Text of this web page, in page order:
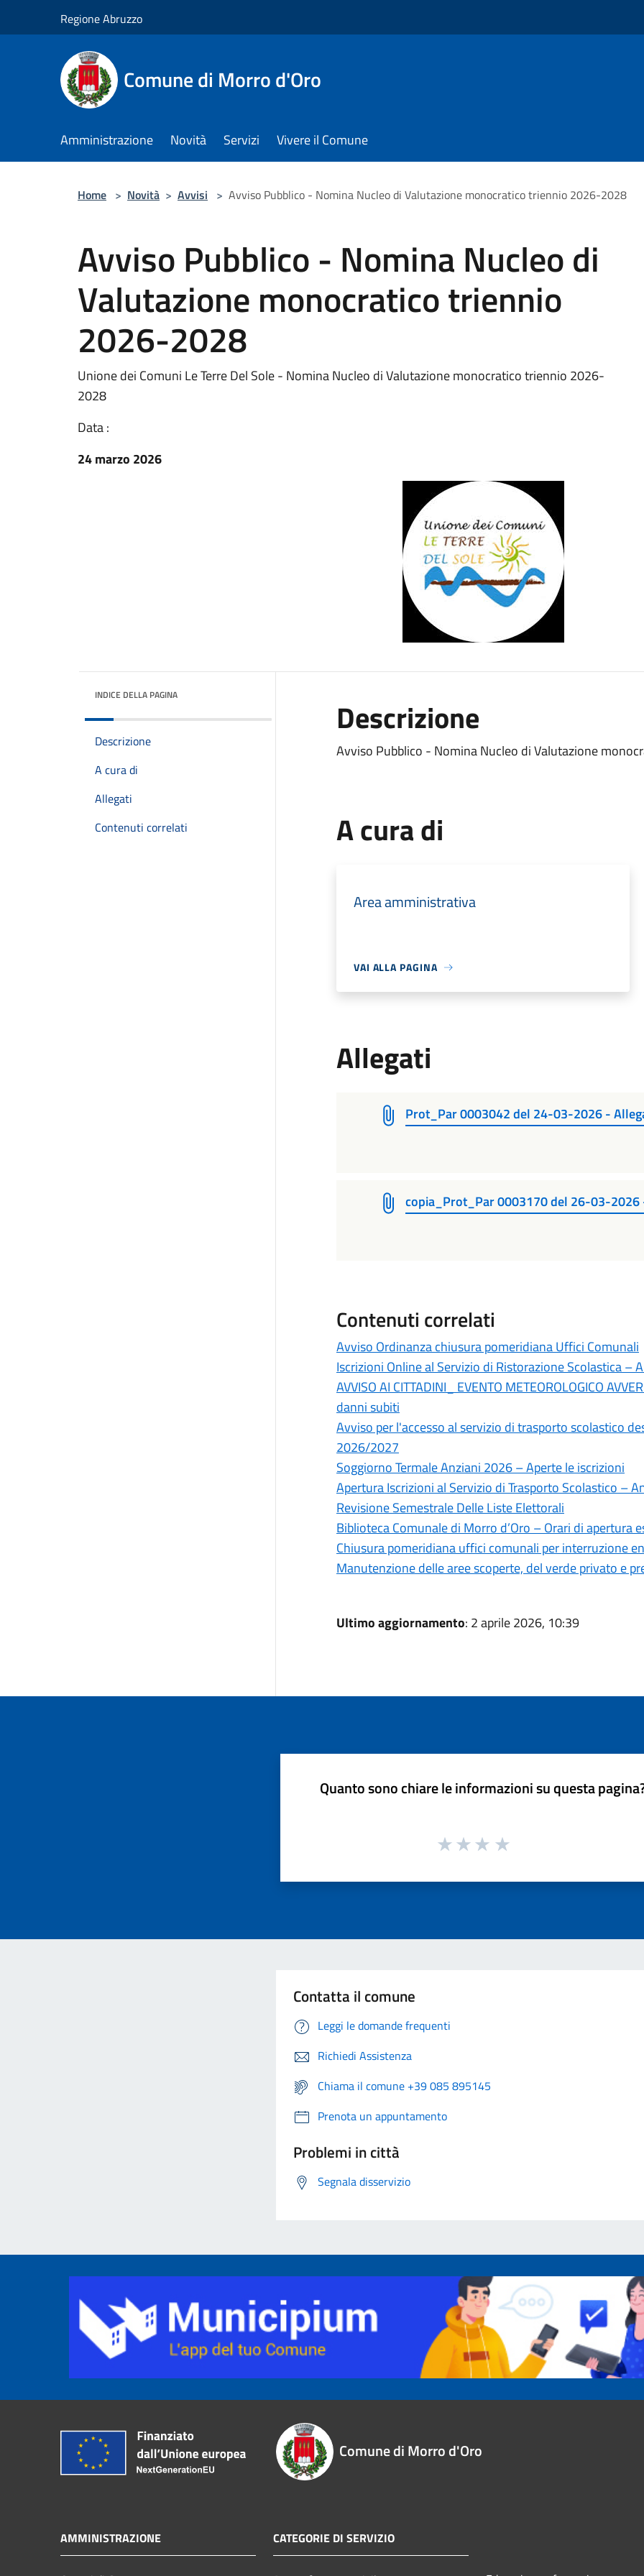
Regione Abruzzo
Comune di Morro d'Oro
Amministrazione Novità Servizi Vivere il Comune
Home > Novità > Avvisi > Avviso Pubblico - Nomina Nucleo di Valutazione monocratico triennio 2026-2028
Avviso Pubblico - Nomina Nucleo di
Valutazione monocratico triennio
2026-2028
Unione dei Comuni Le Terre Del Sole - Nomina Nucleo di Valutazione monocratico triennio 2026-
2028
Data :
24 marzo 2026
INDICE DELLA PAGINA
Descrizione
A cura di
Allegati
Contenuti correlati
Descrizione
Avviso Pubblico - Nomina Nucleo di Valutazione
A cura di
Area amministrativa
VAI ALLA PAGINA
Allegati
Prot_Par 0003042 del 24-03-2026 -
copia_Prot_Par 0003170 del 26-03-
Contenuti correlati
Avviso Ordinanza chiusura pomeridiana Uffici Comunali
Iscrizioni Online al Servizio di Ristorazione Scolastica –
AVVISO AI CITTADINI_ EVENTO METEOROLOGICO
danni subiti
Avviso per l'accesso al servizio di trasporto scolastico
2026/2027
Soggiorno Termale Anziani 2026 – Aperte le iscrizioni
Apertura Iscrizioni al Servizio di Trasporto Scolastico –
Revisione Semestrale Delle Liste Elettorali
Biblioteca Comunale di Morro d’Oro – Orari di apertura
Chiusura pomeridiana uffici comunali per interruzione
Manutenzione delle aree scoperte, del verde privato e
Ultimo aggiornamento: 2 aprile 2026, 10:39
Quanto sono chiare le informazioni su questa
Contatta il comune
Leggi le domande frequenti
Richiedi Assistenza
Chiama il comune +39 085 895145
Prenota un appuntamento
Problemi in città
Segnala disservizio
Comune di Morro d'Oro
AMMINISTRAZIONE CATEGORIE DI SERVIZIO